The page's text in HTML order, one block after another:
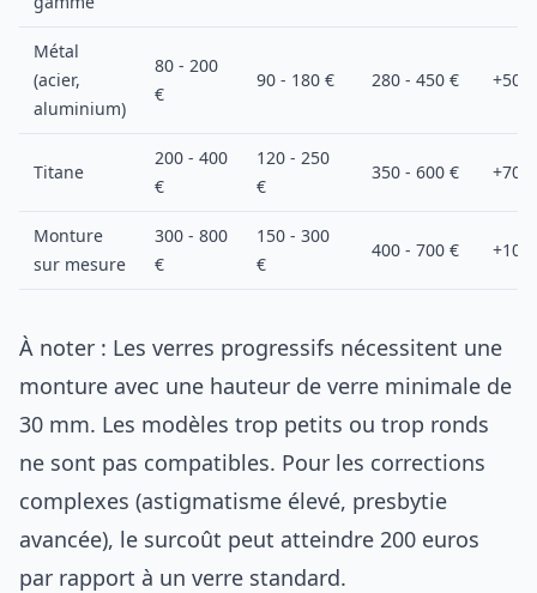
Métal
(acier,
aluminium)
80 - 200
€
90 - 180 € 280 - 450 € +50
Titane
200 - 400
€
120 - 250
€
350 - 600 € +70
Monture
sur mesure
300 - 800
€
150 - 300
€
400 - 700 € +100
À noter : Les verres progressifs nécessitent une
monture avec une hauteur de verre minimale de
30 mm. Les modèles trop petits ou trop ronds
ne sont pas compatibles. Pour les corrections
complexes (astigmatisme élevé, presbytie
avancée), le surcoût peut atteindre 200 euros
par rapport à un verre standard.